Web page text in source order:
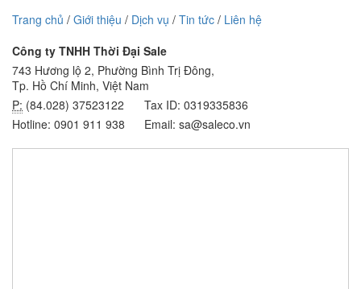
Trang chủ / Giới thiệu / Dịch vụ / Tin tức / Liên hệ
Công ty TNHH Thời Đại Sale
743 Hương lộ 2, Phường Bình Trị Đông,
Tp. Hồ Chí Minh, Việt Nam
P: (84.028) 37523122
Tax ID: 0319335836
Hotline: 0901 911 938
Email: sa@saleco.vn